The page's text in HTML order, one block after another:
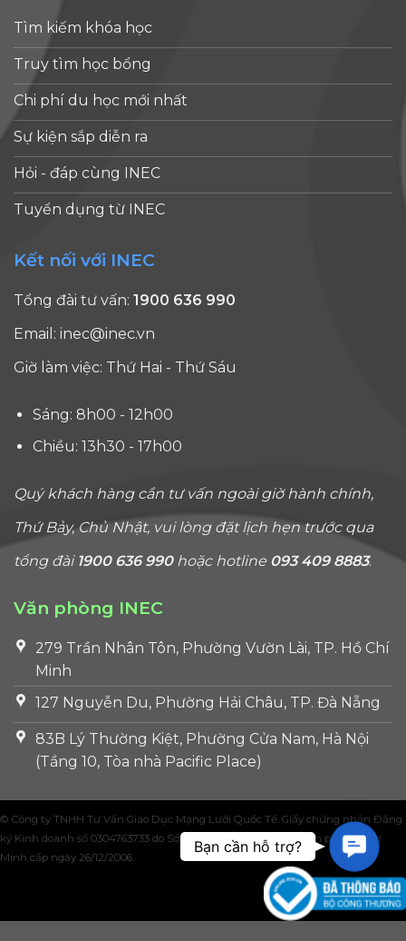
Tìm kiếm khóa học
Truy tìm học bổng
Chi phí du học mới nhất
Sự kiện sắp diễn ra
Hỏi - đáp cùng INEC
Tuyển dụng từ INEC
Kết nối với INEC
Tổng đài tư vấn: 1900 636 990
Email: inec@inec.vn
Giờ làm việc: Thứ Hai - Thứ Sáu
Sáng: 8h00 - 12h00
Chiều: 13h30 - 17h00
Quý khách hàng cần tư vấn ngoài giờ hành chính,
Thứ Bảy, Chủ Nhật, vui lòng đặt lịch hẹn trước qua
tổng đài 1900 636 990hoặc hotline 093 409 8883.
Văn phòng INEC
279 Trần Nhân Tôn, Phường Vườn Lài, TP. Hồ Chí
Minh
127 Nguyễn Du, Phường Hải Châu, TP. Đà Nẵng
83B Lý Thường Kiệt, Phường Cửa Nam, Hà Nội
(Tầng 10, Tòa nhà Pacific Place)
© Công ty TNHH Tư Vấn Giáo Dục Mạng Lưới Quốc Tế. Giấy chứng nhận Đăng
ký Kinh doanh số 0304763733 do Sở Kế hoạch và Đầu tư Thành phố Hồ Chí
Minh cấp ngày 26/12/2006.
Bạn cần hỗ trợ?